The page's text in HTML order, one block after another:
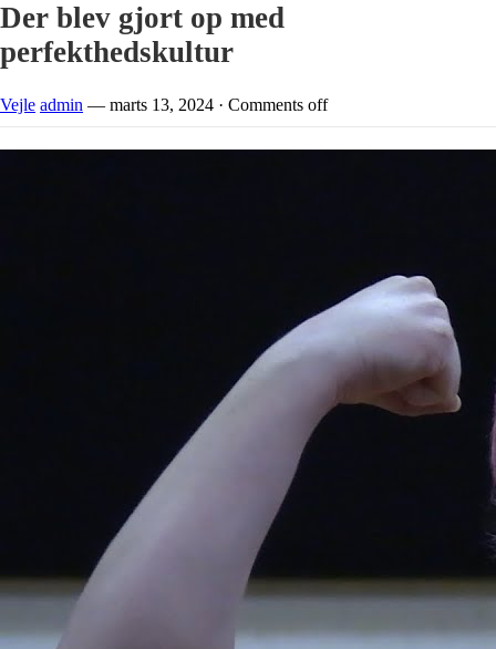
Der blev gjort op med
perfekthedskultur
Vejle admin — marts 13, 2024 · Comments off